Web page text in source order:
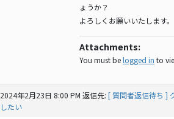
ょうか？
よろしくお願いいたします。
Attachments:
You must belogged in to
2024年2月23日 8:00 PM 返信先: [ 質問者返信待ち ]
したい